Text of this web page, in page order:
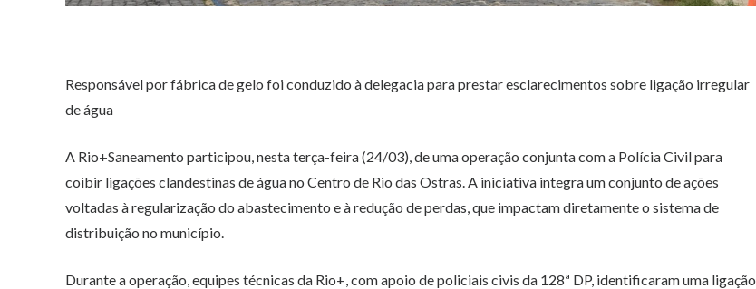
Responsável por fábrica de gelo foi conduzido à delegacia para prestar esclarecimentos sobre ligação irregular
de água
A Rio+Saneamento participou, nesta terça-feira (24/03), de uma operação conjunta com a Polícia Civil para
coibir ligações clandestinas de água no Centro de Rio das Ostras. A iniciativa integra um conjunto de ações
voltadas à regularização do abastecimento e à redução de perdas, que impactam diretamente o sistema de
distribuição no município.
Durante a operação, equipes técnicas da Rio+, com apoio de policiais civis da 128ª DP, identificaram uma ligação